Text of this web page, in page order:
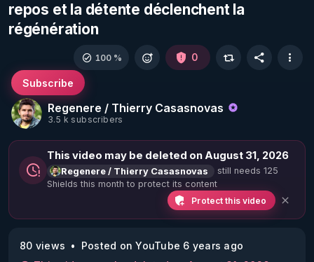
repos et la détente déclenchent la
régénération
Regenere / Thierry Casasnovas
3.5 k subscribers
Subscribe
100 % 0
This video may be deleted on August 31, 2026
Regenere / Thierry Casasnovas
still needs 125
Shields this month to protect its content
Protect this video
80 views
Posted on YouTube 6 years ago